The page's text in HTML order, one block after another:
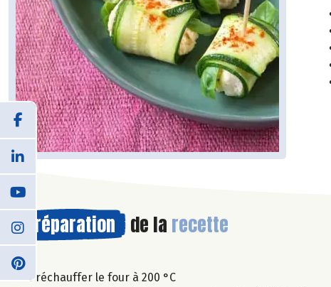
Préparation de la recette
Préchauffer le four à 200 °C